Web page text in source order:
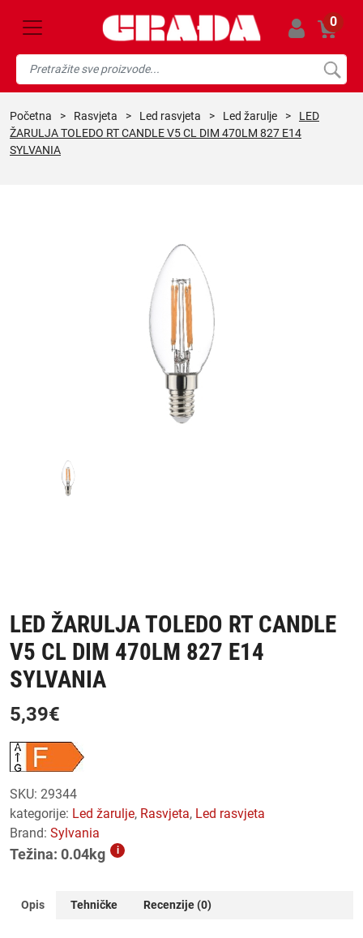
0
početna > rasvjeta > led rasvjeta > led žarulje >
LED
ŽARULJA TOLEDO RT CANDLE V5 CL DIM 470LM 827 E14
SYLVANIA
LED ŽARULJA TOLEDO RT CANDLE
V5 CL DIM 470LM 827 E14
SYLVANIA
5,39€
SKU: 29344
kategorije:
led žarulje, rasvjeta,
led rasvjeta
Brand: Sylvania
Težina: 0.04kg i
Opis Tehničke Recenzije (0)